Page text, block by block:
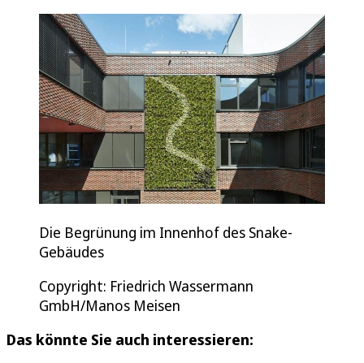
Die Begrünung im Innenhof des Snake-
Gebäudes
Copyright: Friedrich Wassermann
GmbH/Manos Meisen
Das könnte Sie auch interessieren: